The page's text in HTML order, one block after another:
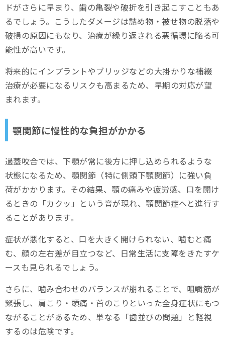
ドがさらに早まり、歯の亀裂や破折を引き起こすこともあ
るでしょう。こうしたダメージは詰め物・被せ物の脱落や
破損の原因にもなり、治療が繰り返される悪循環に陥る可
能性が高いです。
将来的にインプラントやブリッジなどの大掛かりな補綴
治療が必要になるリスクも高まるため、早期の対応が望
まれます。
顎関節に慢性的な負担がかかる
過蓋咬合では、下顎が常に後方に押し込められるような
状態になるため、顎関節（特に側頭下顎関節）に強い負
荷がかかります。その結果、顎の痛みや疲労感、口を開け
るときの「カクッ」という音が現れ、顎関節症へと進行す
ることがあります。
症状が悪化すると、口を大きく開けられない、噛むと痛
む、顔の左右差が目立つなど、日常生活に支障をきたすケ
ースも見られるでしょう。
さらに、噛み合わせのバランスが崩れることで、咀嚼筋が
緊張し、肩こり・頭痛・首のこりといった全身症状にもつ
ながることがあるため、単なる「歯並びの問題」と軽視
するのは危険です。